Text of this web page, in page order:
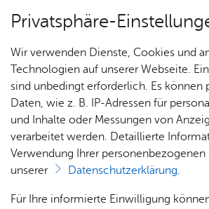
Pro­gramm
Pro­gramm
Alle
Privatsphäre-
Wir verwenden Dienste, Cookies und
Technologien auf unserer Webseite.
sind unbedingt erforderlich. Es können
Daten, wie z. B. IP-Adressen für
und Inhalte oder Messungen von
verarbeitet werden. Detaillierte
Verwendung Ihrer personenbezogenen
unserer
Datenschutzerklärung.
Für Ihre informierte Einwilligung